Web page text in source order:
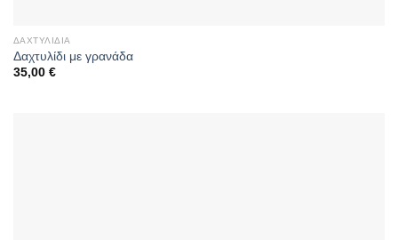
ΔΑΧΤΥΛΊΔΙΑ
Δαχτυλίδι με γρανάδα
35,00 €